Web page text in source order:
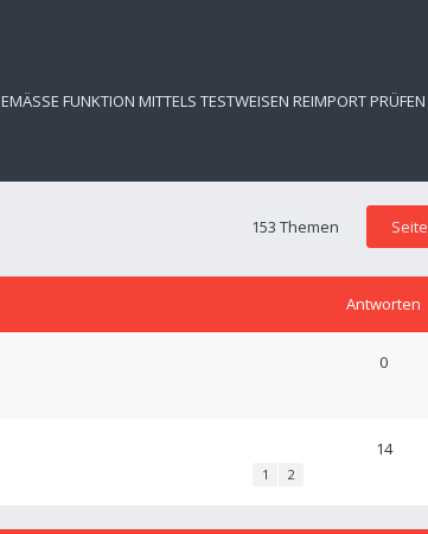
FUNKTION MITTELS TESTWEISEN REIMPORT PRÜFEN
153 Themen Seite
Antworten
0
1 2
14